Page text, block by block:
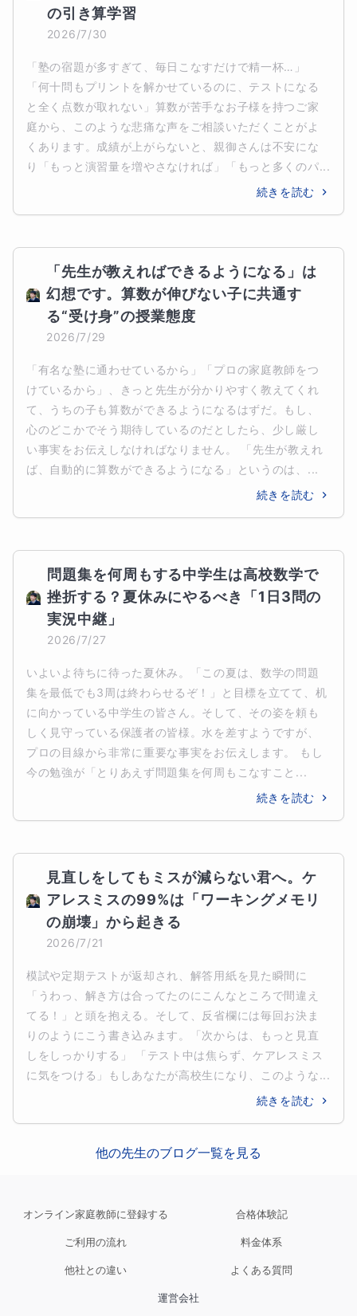
の引き算学習
2026/7/30
「塾の宿題が多すぎて、毎日こなすだけで精一杯…」
「何十問もプリントを解かせているのに、テストになる
と全く点数が取れない」算数が苦手なお子様を持つご家
庭から、このような悲痛な声をご相談いただくことがよ
くあります。成績が上がらないと、親御さんは不安にな
り「もっと演習量を増やさなければ」「もっと多くのパ...
続きを読む
「先生が教えればできるようになる」は
幻想です。算数が伸びない子に共通す
る“受け身”の授業態度
2026/7/29
「有名な塾に通わせているから」「プロの家庭教師をつ
けているから」、きっと先生が分かりやすく教えてくれ
て、うちの子も算数ができるようになるはずだ。もし、
心のどこかでそう期待しているのだとしたら、少し厳し
い事実をお伝えしなければなりません。 「先生が教えれ
ば、自動的に算数ができるようになる」というのは、...
続きを読む
問題集を何周もする中学生は高校数学で
挫折する？夏休みにやるべき「1日3問の
実況中継」
2026/7/27
いよいよ待ちに待った夏休み。「この夏は、数学の問題
集を最低でも3周は終わらせるぞ！」と目標を立てて、机
に向かっている中学生の皆さん。そして、その姿を頼も
しく見守っている保護者の皆様。水を差すようですが、
プロの目線から非常に重要な事実をお伝えします。 もし
今の勉強が「とりあえず問題集を何周もこなすこと...
続きを読む
見直しをしてもミスが減らない君へ。ケ
アレスミスの99%は「ワーキングメモリ
の崩壊」から起きる
2026/7/21
模試や定期テストが返却され、解答用紙を見た瞬間に
「うわっ、解き方は合ってたのにこんなところで間違え
てる！」と頭を抱える。そして、反省欄には毎回お決ま
りのようにこう書き込みます。「次からは、もっと見直
しをしっかりする」 「テスト中は焦らず、ケアレスミス
に気をつける」もしあなたが高校生になり、このような...
続きを読む
他の先生のブログ一覧を見る
オンライン家庭教師に登録する 合格体験記
ご利用の流れ 料金体系
他社との違い よくある質問
運営会社